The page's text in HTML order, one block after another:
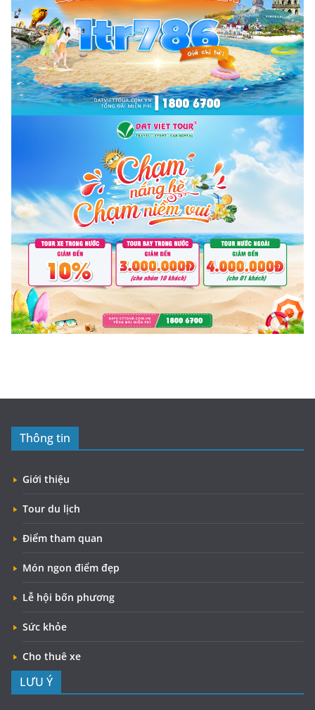
Thông tin
Giới thiệu
Tour du lịch
Điểm tham quan
Món ngon điểm đẹp
Lễ hội bốn phương
Sức khỏe
Cho thuê xe
LƯU Ý